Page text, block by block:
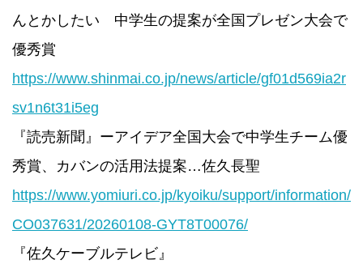
んとかしたい 中学生の提案が全国プレゼン大会で
優秀賞
https://www.shinmai.co.jp/news/article/gf01d569ia2r
sv1n6t31i5eg
『読売新聞』ーアイデア全国大会で中学生チーム優
秀賞、カバンの活用法提案…佐久長聖
https://www.yomiuri.co.jp/kyoiku/support/information/
CO037631/20260108-GYT8T00076/
『佐久ケーブルテレビ』